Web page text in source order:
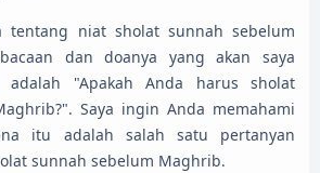
tentang niat sholat sunnah sebelum
dan doanya yang akan saya
adalah "Apakah Anda harus sholat
Saya ingin Anda memahami
itu adalah salah satu pertanyan
sunnah sebelum Maghrib.